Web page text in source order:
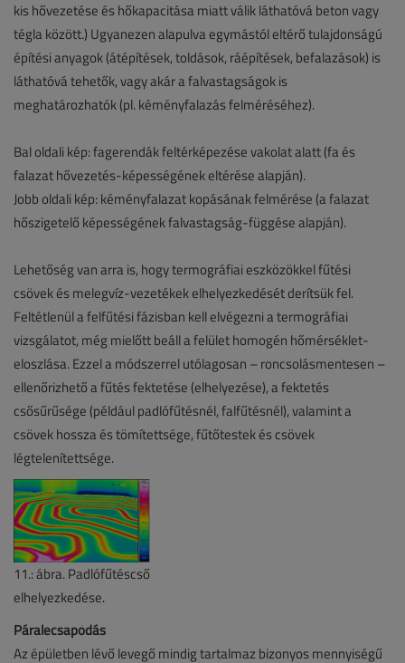
kis hővezetése és hőkapacitása miatt válik láthatóvá beton vagy
tégla között.) Ugyanezen alapulva egymástól eltérő tulajdonságú
építési anyagok (átépítések, toldások, ráépítések, befalazások) is
láthatóvá tehetők, vagy akár a falvastagságok is
meghatározhatók (pl. kéményfalazás felméréséhez).
Bal oldali kép: fagerendák feltérképezése vakolat alatt (fa és
falazat hővezetés-képességének eltérése alapján).
Jobb oldali kép: kéményfalazat kopásának felmérése (a falazat
hőszigetelő képességének falvastagság-függése alapján).
Lehetőség van arra is, hogy termográfiai eszközökkel fűtési
csövek és melegvíz-vezetékek elhelyezkedését derítsük fel.
Feltétlenül a felfűtési fázisban kell elvégezni a termográfiai
vizsgálatot, még mielőtt beáll a felület homogén hőmérséklet-
eloszlása. Ezzel a módszerrel utólagosan – roncsolásmentesen –
ellenőrizhető a fűtés fektetése (elhelyezése), a fektetés
csősűrűsége (például padlófűtésnél, falfűtésnél), valamint a
csövek hossza és tömítettsége, fűtőtestek és csövek
légtelenítettsége.
11.: ábra. Padlófűtéscső
elhelyezkedése.
Páralecsapódás
Az épületben lévő levegő mindig tartalmaz bizonyos mennyiségű